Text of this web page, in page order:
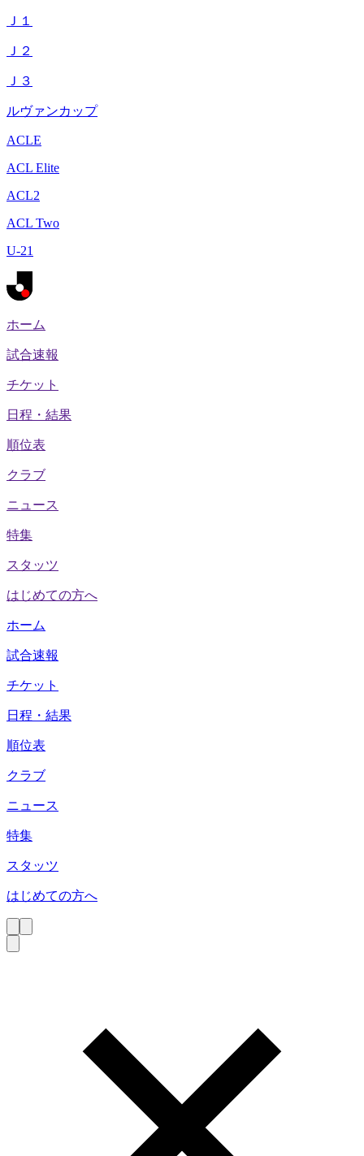
Ｊ１
Ｊ２
Ｊ３
ルヴァンカップ
ACLE
ACL Elite
ACL2
ACL Two
U-21
ホーム
試合速報
チケット
日程・結果
順位表
クラブ
ニュース
特集
スタッツ
はじめての方へ
ホーム
試合速報
チケット
日程・結果
順位表
クラブ
ニュース
特集
スタッツ
はじめての方へ